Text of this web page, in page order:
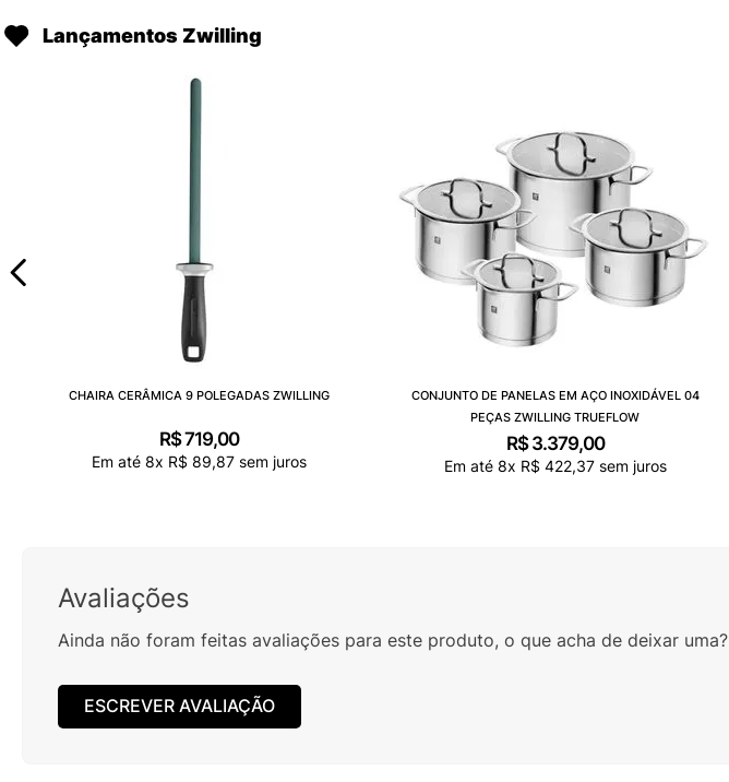
Lançamentos Zwilling
CHAIRA CERÂMICA 9 POLEGADAS ZWILLING
R$719,00
Em até8x R$ 89,87 sem juros
CONJUNTO DE PANELAS EM AÇO INOXIDÁVEL 04
PEÇAS ZWILLING TRUEFLOW
R$ 3.379,00
Em até 8x R$ 422,37sem juros
Avaliações
Ainda não foram feitas avaliações para este produto, o que acha de deixar uma?
ESCREVER AVALIAÇÃO